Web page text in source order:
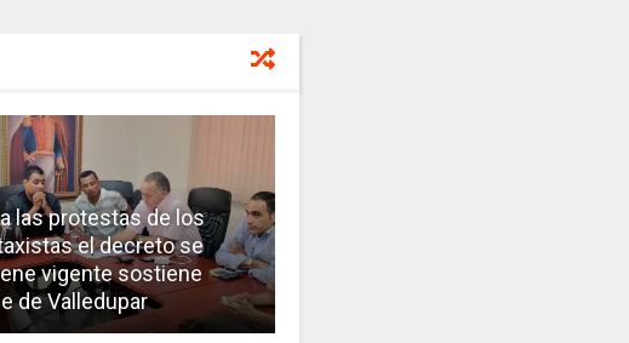
las protestas de los
el decreto se
vigente sostiene
de Valledupar